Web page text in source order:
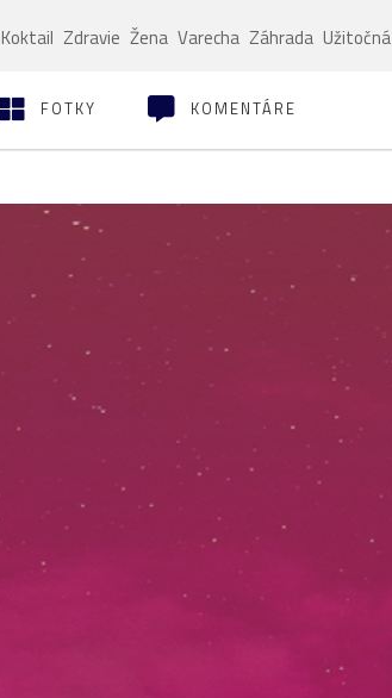
Koktail Zdravie Žena Varecha Záhrada Užitočná
FOTKY KOMENTÁRE